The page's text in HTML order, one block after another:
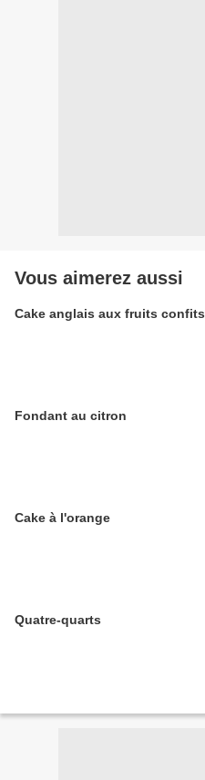
Vous aimerez aussi
Cake anglais aux fruits confits
Fondant au citron
Cake à l'orange
Quatre-quarts